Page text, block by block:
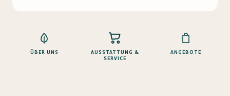
ÜBER UNS
AUSSTATTUNG &
SERVICE
ANGEBOTE